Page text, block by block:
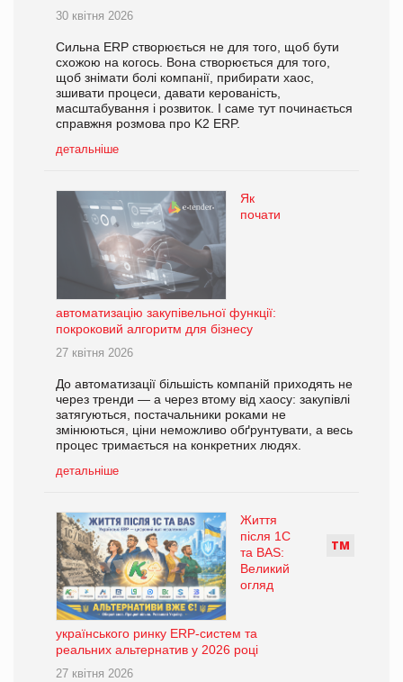
30 квітня 2026
Сильна ERP створюється не для того, щоб бути
схожою на когось. Вона створюється для того,
щоб знімати болі компанії, прибирати хаос,
зшивати процеси, давати керованість,
масштабування і розвиток. І саме тут починається
справжня розмова про K2 ERP.
детальніше
Як
почати
автоматизацію закупівельної функції:
покроковий алгоритм для бізнесу
27 квітня 2026
До автоматизації більшість компаній приходять не
через тренди — а через втому від хаосу: закупівлі
затягуються, постачальники роками не
змінюються, ціни неможливо обґрунтувати, а весь
процес тримається на конкретних людях.
детальніше
ТМ
Життя
після 1С
та BAS:
Великий
огляд
українського ринку ERP-систем та
реальних альтернатив у 2026 році
27 квітня 2026